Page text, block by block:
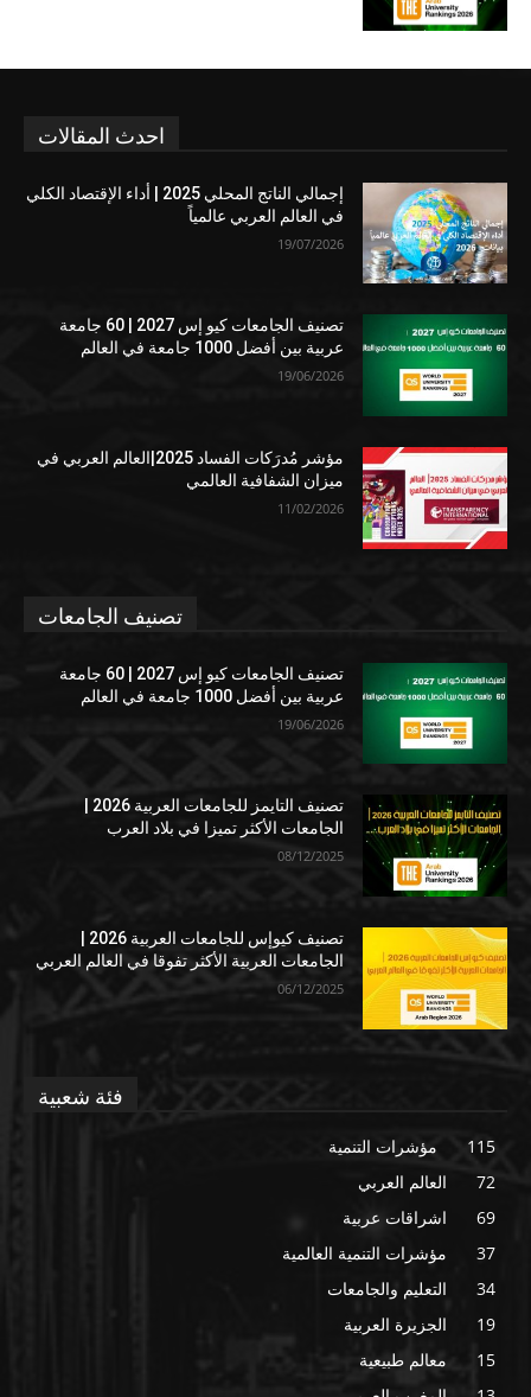
احدث المقالات
إجمالي الناتج المحلي 2025 | أداء الإقتصاد الكلي
في العالم العربي عالمياً
19/07/2026
تصنيف الجامعات كيو إس 2027 | 60 جامعة
عربية بين أفضل 1000 جامعة في العالم
19/06/2026
مؤشر مُدرَكات الفساد 2025|العالم العربي في
ميزان الشفافية العالمي
11/02/2026
تصنيف الجامعات
تصنيف الجامعات كيو إس 2027 | 60 جامعة
عربية بين أفضل 1000 جامعة في العالم
19/06/2026
الجامعات الأكثر تميزا في بلاد العرب
08/12/2025
الجامعات العربية الأكثر تفوقا في العالم العربي
06/12/2025
فئة شعبية
مؤشرات التنمية
115
العالم العربي
72
اشراقات عربية
69
مؤشرات التنمية العالمية
37
التعليم والجامعات
34
الجزيرة العربية
19
معالم طبيعية
15